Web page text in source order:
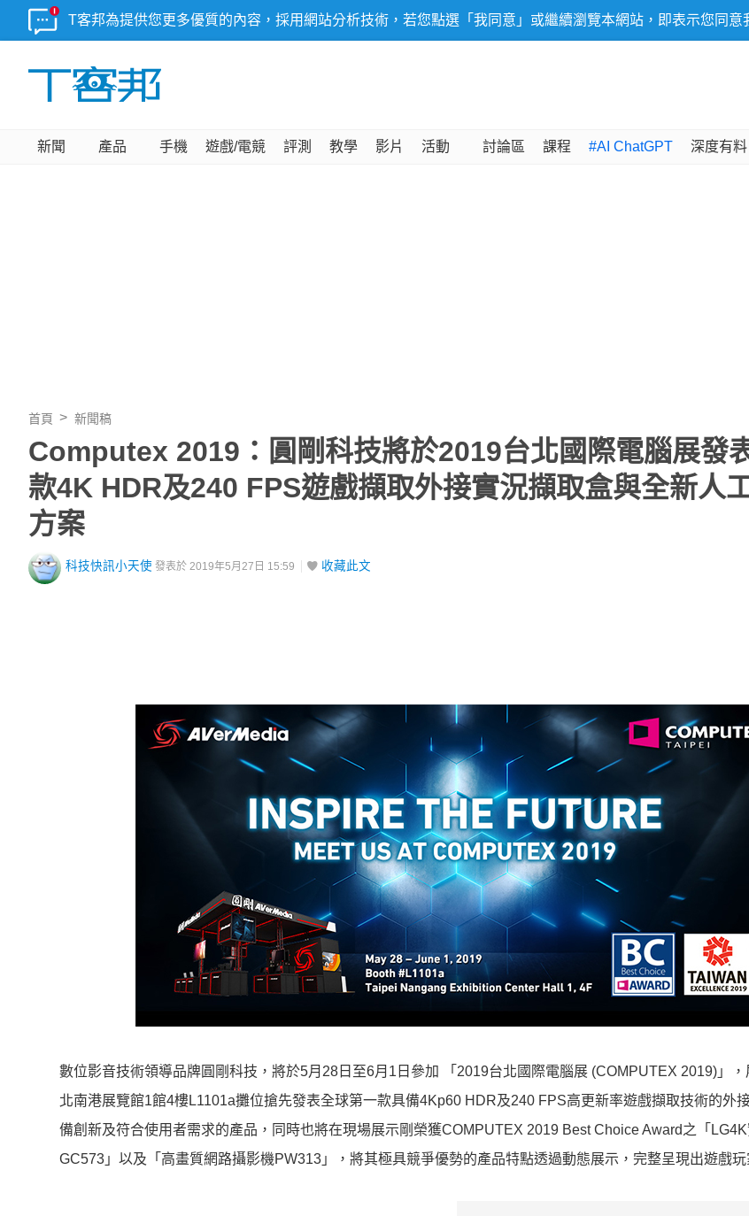
T客邦為提供您更多優質的內容，採用網站分析技術，若您點選「我同意」或繼續瀏覽本網站，即表示您同意
新聞 產品 手機 遊戲/電競 評測 教學 影片 活動 討論區 課程 #AI ChatGPT 深度有料
首頁 新聞稿
Computex 2019：圓剛科技將於2019台北國際電腦展發
款4K HDR及240 FPS遊戲擷取外接實況擷取盒與全新人
方案
科技快訊小天使 發表於 2019年5月27日 15:59 收藏此文
數位影音技術領導品牌圓剛科技，將於5月28日至6月1日參加 「2019台北國際電腦展 (COMPUTEX 2019)」
北南港展覽館1館4樓L1101a攤位搶先發表全球第一款具備4Kp60 HDR及240 FPS高更新率遊戲擷取技術的外
備創新及符合使用者需求的產品，同時也將在現場展示剛榮獲COMPUTEX 2019 Best Choice Award之「
GC573」以及「高畫質網路攝影機PW313」，將其極具競爭優勢的產品特點透過動態展示，完整呈現出遊戲玩